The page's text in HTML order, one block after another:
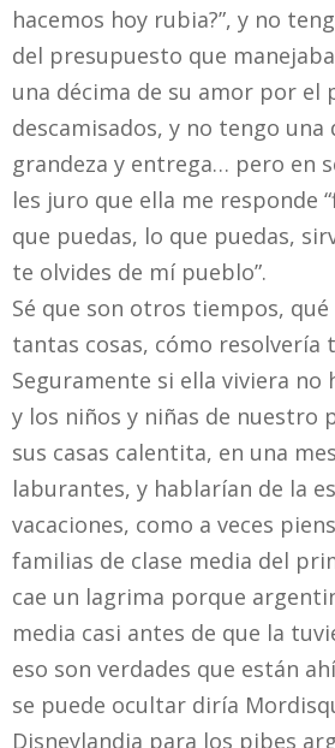
hacemos hoy rubia?”, y no
del presupuesto que
una décima de su amor por el
descamisados, y no tengo una
grandeza y entrega… pero en
les juro que ella me responde
que puedas, lo que puedas,
te olvides de mí pueblo”.
Sé que son otros tiempos,
tantas cosas, cómo resolvería
Seguramente si ella viviera no
y los niños y niñas de nuestro
sus casas calentita, en una
laburantes, y hablarían de la
vacaciones, como a veces
familias de clase media del
cae un lagrima porque
media casi antes de que la
eso son verdades que están
se puede ocultar diría
Disneylandia para los pibes